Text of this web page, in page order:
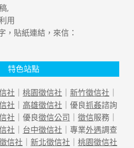
,
用
，貼紙連結，來信：
特色站點
社 ｜ 桃園徵信社 ｜ 新竹徵信社 ｜
社 ｜ 高雄徵信社 ｜優良抓姦諮詢
社 ｜優良徵信公司 ｜ 徵信服務｜
社 ｜ 台中徵信社 ｜專業外遇調查
信社 ｜ 新北徵信社 ｜ 桃園徵信社